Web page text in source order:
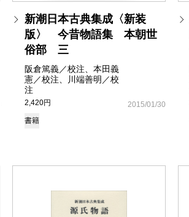
新潮日本古典集成〈新装
版〉 今昔物語集 本朝世
俗部 三
阪倉篤義／校注、本田義
憲／校注、川端善明／校
注
2,420円
2015/01/30
書籍